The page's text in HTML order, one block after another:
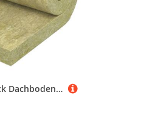
Rockwool Varirock Dachbodendämmung WLG 035 180 mm